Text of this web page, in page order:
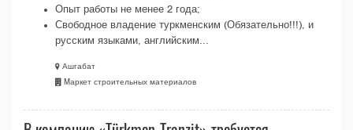
Опыт работы не менее 2 года;
Свободное владение туркменским (Обязательно!!!), и
русским языками, английским...
Ашгабат
Mаркет строительных материалов